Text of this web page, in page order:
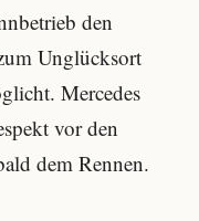
den
Unglücksort
Mercedes
vor den
dem Rennen.